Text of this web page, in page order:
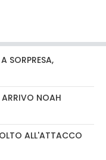
SORPRESA,
ARRIVO NOAH
ALL'ATTACCO